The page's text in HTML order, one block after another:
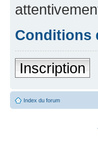
Conditions
Inscription
Index du forum